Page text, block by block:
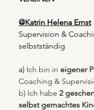
@Katrin Helena Ernst
Supervision &
selbstständig
a) Ich bin in eigener
Coaching &
b) Ich habe 2
selbst gemachtes